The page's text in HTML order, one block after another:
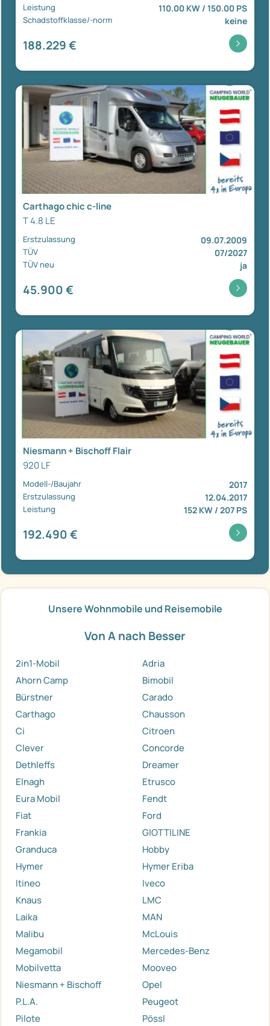
Leistung 110.00 KW / 150.00 PS
Schadstoffklasse/-norm keine
188.229 €
Carthago chic c-line
T 4.8 LE
Erstzulassung 09.07.2009
TÜV 07/2027
TÜV neu ja
45.900 €
Niesmann + Bischoff Flair
920 LF
Modell-/Baujahr 2017
Erstzulassung 12.04.2017
Leistung 152 KW / 207 PS
192.490 €
Unsere Wohnmobile und Reisemobile
Von A nach Besser
2in1-Mobil
Adria
Ahorn Camp
Bimobil
Bürstner
Carado
Carthago
Chausson
Ci
Citroen
Clever
Concorde
Dethleffs
Dreamer
Elnagh
Etrusco
Eura Mobil
Fendt
Fiat
Ford
Frankia
GIOTTILINE
Granduca
Hobby
Hymer
Hymer Eriba
Itineo
Iveco
Knaus
LMC
Laika
MAN
Malibu
McLouis
Megamobil
Mercedes-Benz
Mobilvetta
Mooveo
Niesmann + Bischoff
Opel
P.L.A.
Peugeot
Pilote
Pössl